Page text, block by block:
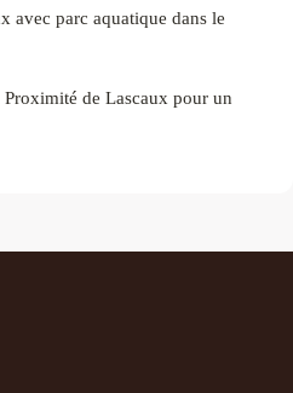
avec parc aquatique dans le
de Lascaux pour un